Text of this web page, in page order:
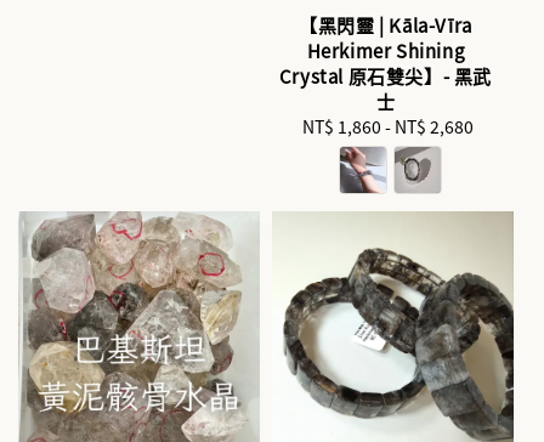
【黑閃靈 | Kāla-Vīra
Herkimer Shining
Crystal 原石雙尖】- 黑武
士
Regular
price
NT$ 1,860 - NT$ 2,680